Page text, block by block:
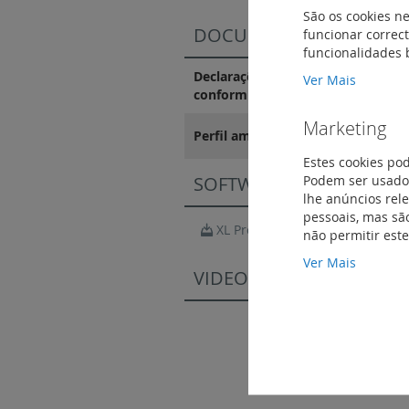
DOCUMENTAÇÃO DE
Declarações e certificados de
conformidade
Perfil ambiental do produto
SOFTWARE
XL Pro3
VIDEOS
São os cookies
funcionar
funcionalidades
Ver Mais
Marketing
Estes cookies
Podem ser
lhe anúncios
pessoais, mas
não permitir
Ver Mais